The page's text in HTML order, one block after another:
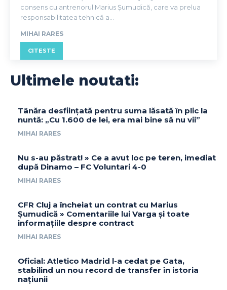
consens cu antrenorul Marius Șumudică, care va prelua
responsabilitatea tehnică a...
MIHAI RARES
CITESTE
Ultimele noutati:
Tânăra desființată pentru suma lăsată în plic la
nuntă: „Cu 1.600 de lei, era mai bine să nu vii”
MIHAI RARES
Nu s-au păstrat! » Ce a avut loc pe teren, imediat
după Dinamo – FC Voluntari 4-0
MIHAI RARES
CFR Cluj a încheiat un contrat cu Marius
Șumudică » Comentariile lui Varga și toate
informațiile despre contract
MIHAI RARES
Oficial: Atletico Madrid l-a cedat pe Gata,
stabilind un nou record de transfer în istoria
națiunii